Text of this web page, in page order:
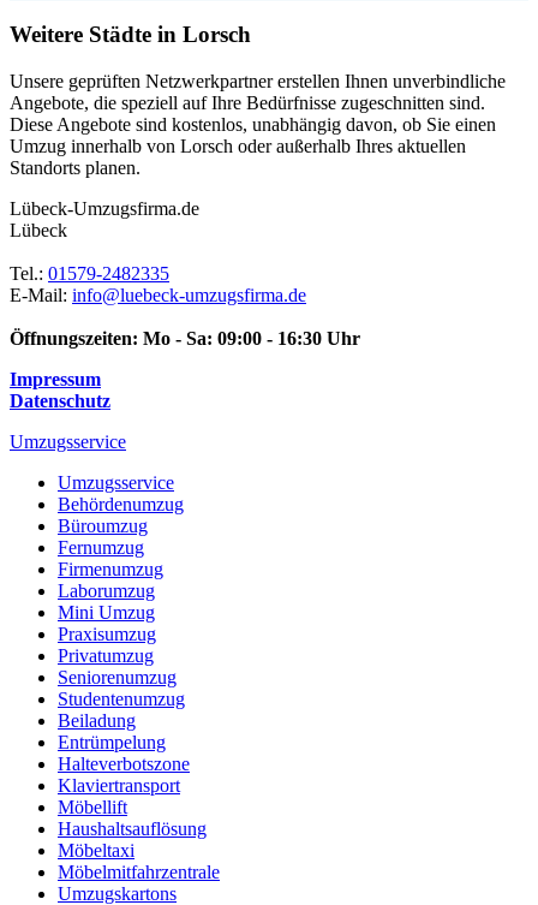
Weitere Städte in Lorsch
Unsere geprüften Netzwerkpartner erstellen Ihnen unverbindliche
Angebote, die speziell auf Ihre Bedürfnisse zugeschnitten sind.
Diese Angebote sind kostenlos, unabhängig davon, ob Sie einen
Umzug innerhalb von Lorsch oder außerhalb Ihres aktuellen
Standorts planen.
Lübeck-Umzugsfirma.de
Lübeck
Tel.: 01579-2482335
E-Mail: info@luebeck-umzugsfirma.de
Öffnungszeiten: Mo - Sa: 09:00 - 16:30 Uhr
Impressum
Datenschutz
Umzugsservice
Umzugsservice
Behördenumzug
Büroumzug
Fernumzug
Firmenumzug
Laborumzug
Mini Umzug
Praxisumzug
Privatumzug
Seniorenumzug
Studentenumzug
Beiladung
Entrümpelung
Halteverbotszone
Klaviertransport
Möbellift
Haushaltsauflösung
Möbeltaxi
Möbelmitfahrzentrale
Umzugskartons